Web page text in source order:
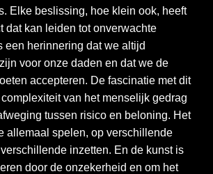
Elke beslissing, hoe klein ook, heeft
dat kan leiden tot onverwachte
een herinnering dat we altijd
voor onze daden en dat we de
accepteren. De fascinatie met dit
van het menselijk gedrag
tussen risico en beloning. Het
allemaal spelen, op verschillende
inzetten. En de kunst is
door de onzekerheid en om het